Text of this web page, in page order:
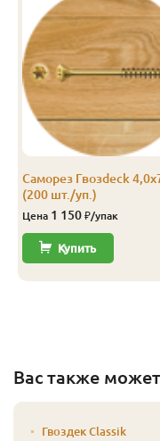
Саморез Гвозdeck
(200 шт./уп.)
Цена 1 150 ₽/упак
Купить
Вас также
Гвоздек Classik